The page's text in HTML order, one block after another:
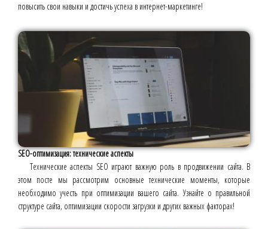
повысить свои навыки и достичь успеха в интернет-маркетинге!
SEO-оптимизация: технические аспекты
Технические аспекты SEO играют важную роль в продвижении сайта. В
этом посте мы рассмотрим основные технические моменты, которые
необходимо учесть при оптимизации вашего сайта. Узнайте о правильной
структуре сайта, оптимизации скорости загрузки и других важных факторах!